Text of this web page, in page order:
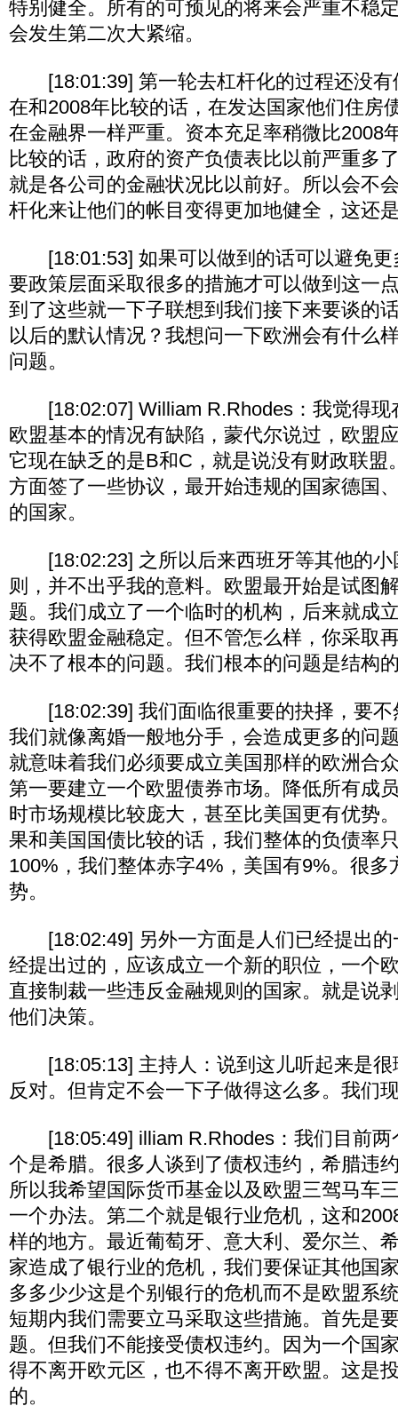
特别健全。所有的可预见的将来会严重不稳
会发生第二次大紧缩。
[18:01:39] 第一轮去杠杆化的过程还没有
在和2008年比较的话，在发达国家他们住房
在金融界一样严重。资本充足率稍微比2008
比较的话，政府的资产负债表比以前严重多
就是各公司的金融状况比以前好。所以会不
杆化来让他们的帐目变得更加地健全，这还
[18:01:53] 如果可以做到的话可以避免更
要政策层面采取很多的措施才可以做到这一
到了这些就一下子联想到我们接下来要谈的
以后的默认情况？我想问一下欧洲会有什么
问题。
[18:02:07] William R.Rhodes：我觉得现
欧盟基本的情况有缺陷，蒙代尔说过，欧盟
它现在缺乏的是B和C，就是说没有财政联盟
方面签了一些协议，最开始违规的国家德国
的国家。
[18:02:23] 之所以后来西班牙等其他的小
则，并不出乎我的意料。欧盟最开始是试图
题。我们成立了一个临时的机构，后来就成
获得欧盟金融稳定。但不管怎么样，你采取
决不了根本的问题。我们根本的问题是结构
[18:02:39] 我们面临很重要的抉择，要不
我们就像离婚一般地分手，会造成更多的问
就意味着我们必须要成立美国那样的欧洲合
第一要建立一个欧盟债券市场。降低所有成
时市场规模比较庞大，甚至比美国更有优势
果和美国国债比较的话，我们整体的负债率
100%，我们整体赤字4%，美国有9%。很多
势。
[18:02:49] 另外一方面是人们已经提出的
经提出过的，应该成立一个新的职位，一个
直接制裁一些违反金融规则的国家。就是说
他们决策。
[18:05:13] 主持人：说到这儿听起来是很
反对。但肯定不会一下子做得这么多。我们
[18:05:49] illiam R.Rhodes：我们目前两
个是希腊。很多人谈到了债权违约，希腊违
所以我希望国际货币基金以及欧盟三驾马车
一个办法。第二个就是银行业危机，这和
样的地方。最近葡萄牙、意大利、爱尔兰、
家造成了银行业的危机，我们要保证其他国
多多少少这是个别银行的危机而不是欧盟系
短期内我们需要立马采取这些措施。首先是
题。但我们不能接受债权违约。因为一个国
得不离开欧元区，也不得不离开欧盟。这是
的。